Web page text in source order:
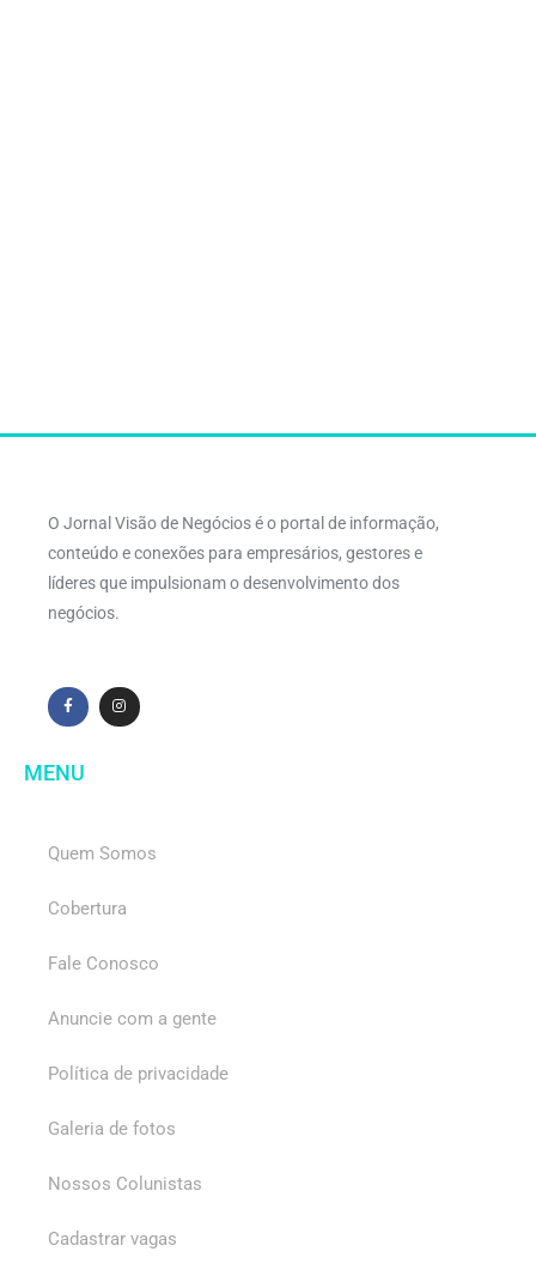
O Jornal Visão de Negócios é o portal de informação,
conteúdo e conexões para empresários, gestores e
líderes que impulsionam o desenvolvimento dos
negócios.
MENU
Quem Somos
Cobertura
Fale Conosco
Anuncie com a gente
Política de privacidade
Galeria de fotos
Nossos Colunistas
Cadastrar vagas